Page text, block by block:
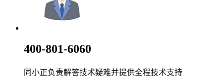
400-801-6060
同小正负责解答技术疑难并提供全程技术支持